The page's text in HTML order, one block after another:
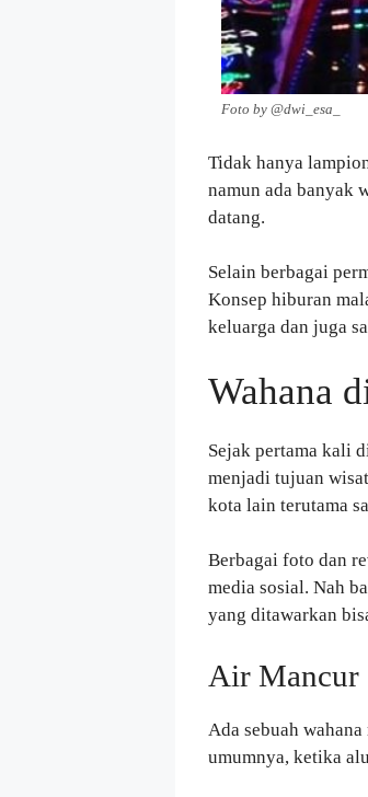
Foto by @dwi_esa_
Tidak hanya
namun ada banyak
datang.
Selain berbagai
Konsep hiburan
keluarga dan juga
Wahana
Sejak pertama kali
menjadi tujuan
kota lain terutama
Berbagai foto dan
media sosial. Nah
yang ditawarkan
Air Mancur
Ada sebuah
umumnya, ketika